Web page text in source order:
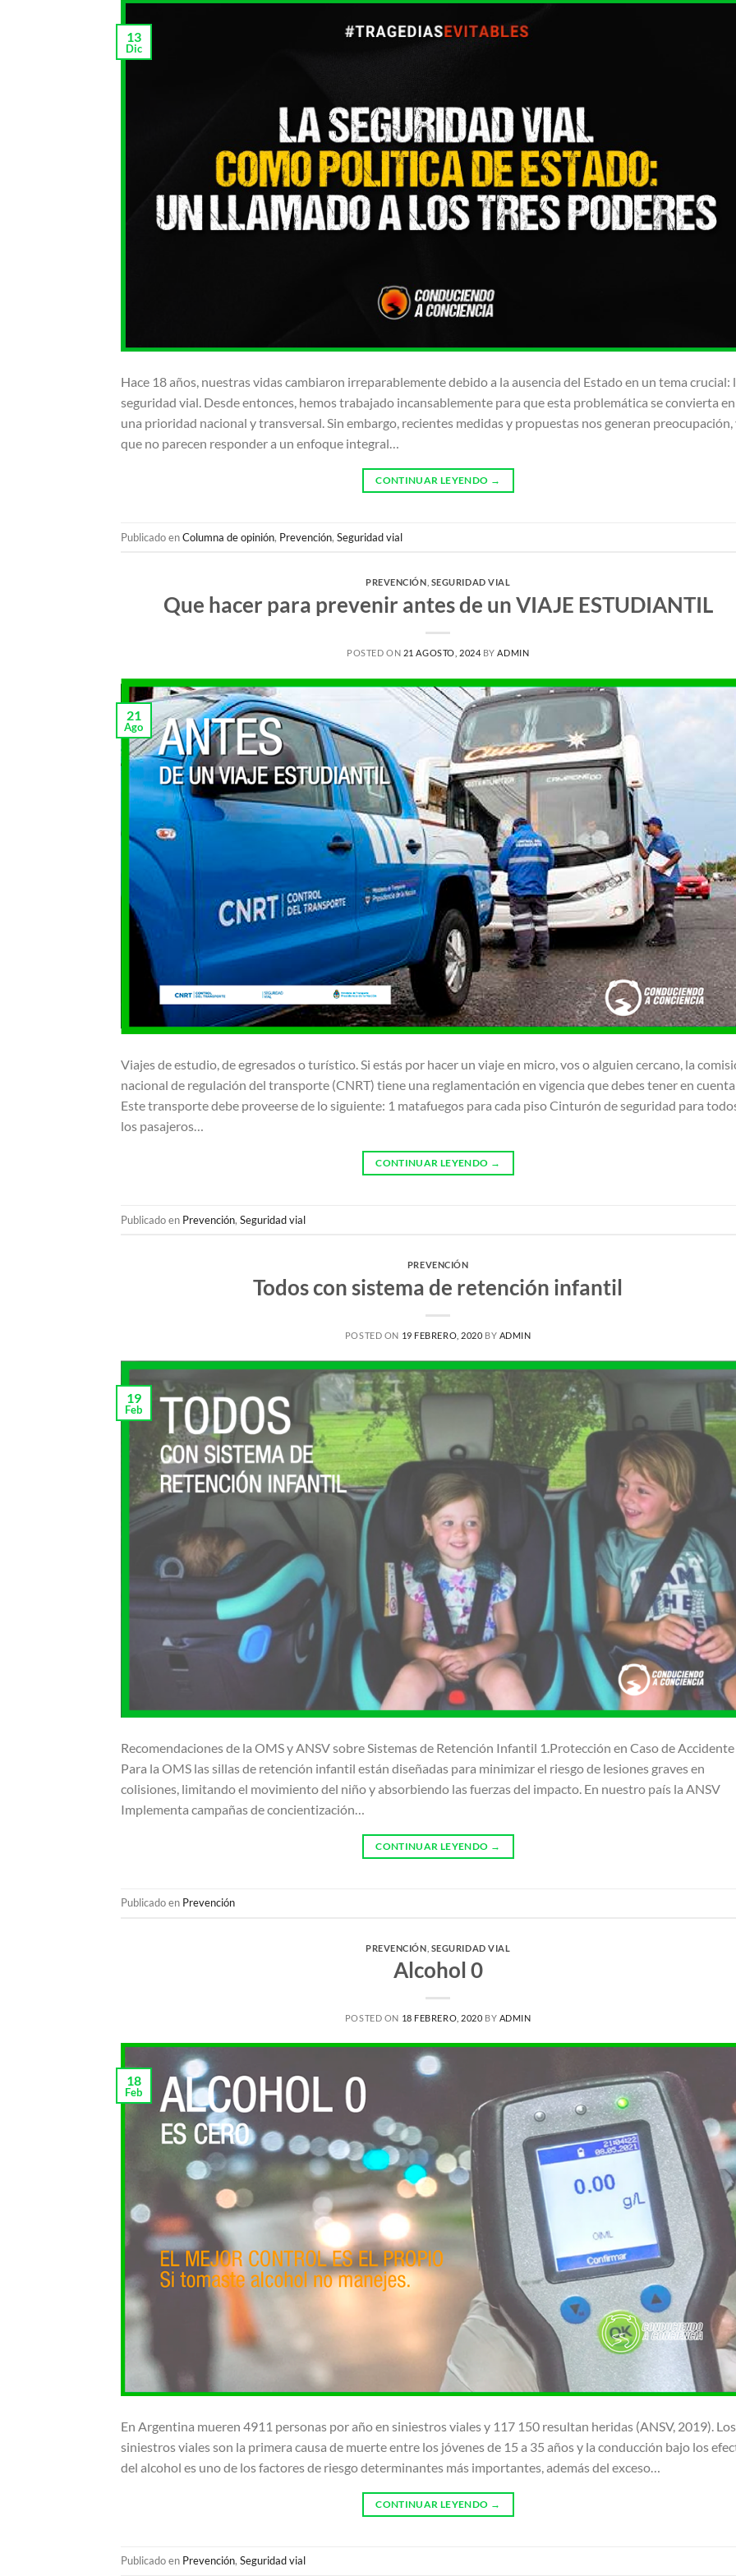
13
Dic
Hace 18 años, nuestras vidas cambiaron irreparablemente debido a la ausencia del Estado en un tema crucial:
seguridad vial. Desde entonces, hemos trabajado incansablemente para que esta problemática se convierta en
una prioridad nacional y transversal. Sin embargo, recientes medidas y propuestas nos generan preocupación,
que no parecen responder a un enfoque integral…
CONTINUAR LEYENDO →
Publicado enColumna de opinión, Prevención, Seguridad vial
PREVENCIÓN SEGURIDAD VIAL
Que hacer para prevenir antes de un VIAJE ESTUDIANTIL
POSTED ON 21 AGOSTO, 2024 BYADMIN
21
Ago
Viajes de estudio, de egresados o turístico. Si estás por hacer un viaje en micro, vos o alguien cercano, la
nacional de regulación del transporte (CNRT) tiene una reglamentación en vigencia que debes tener en
Este transporte debe proveerse de lo siguiente: 1 matafuegos para cada piso Cinturón de seguridad para
los pasajeros…
CONTINUAR LEYENDO →
Publicado en Prevención, Seguridad vial
PREVENCIÓN
Todos con sistema de retención infantil
POSTED ON 19 FEBRERO, 2020 BY ADMIN
19
Feb
Recomendaciones de la OMS y ANSV sobre Sistemas de Retención Infantil 1.Protección en Caso de Accidente
Para la OMS las sillas de retención infantil están diseñadas para minimizar el riesgo de lesiones graves en
colisiones, limitando el movimiento del niño y absorbiendo las fuerzas del impacto. En nuestro país la ANSV
Implementa campañas de concientización…
CONTINUAR LEYENDO →
Publicado en Prevención
PREVENCIÓN SEGURIDAD VIAL
Alcohol 0
POSTED ON 18 FEBRERO, 2020 BY ADMIN
18
Feb
En Argentina mueren 4911 personas por año en siniestros viales y 117 150 resultan heridas (ANSV, 2019). Los
siniestros viales son la primera causa de muerte entre los jóvenes de 15 a 35 años y la conducción bajo los
del alcohol es uno de los factores de riesgo determinantes más importantes, además del exceso…
CONTINUAR LEYENDO →
Publicado en Prevención, Seguridad vial